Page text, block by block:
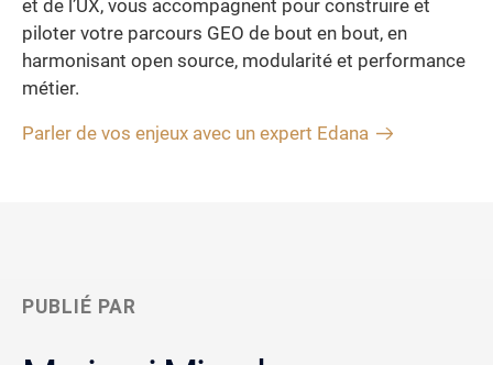
et de l’UX, vous accompagnent pour construire et
piloter votre parcours GEO de bout en bout, en
harmonisant open source, modularité et performance
métier.
Parler de vos enjeux avec un expert Edana
PUBLIÉ PAR